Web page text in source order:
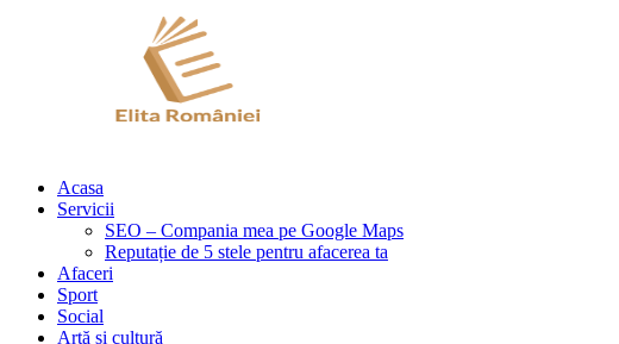
Acasa
Servicii
SEO – Compania mea pe Google Maps
Reputație de 5 stele pentru afacerea ta
Afaceri
Sport
Social
Artă și cultură